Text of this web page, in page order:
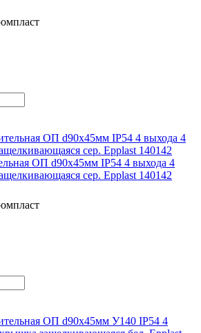
ОП d90х45мм IP54 4 выхода 4
сер. Epplast 140142